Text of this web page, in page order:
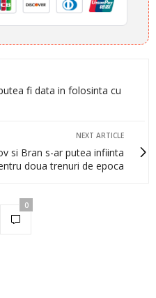
fi data in folosinta cu
NEXT ARTICLE
si Bran s-ar putea infiinta
doua trenuri de epoca
0